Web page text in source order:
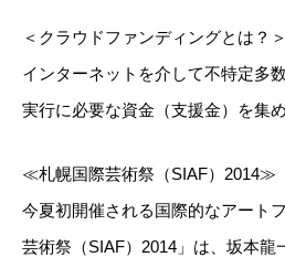
＜クラウドファンディングとは？＞
インターネットを介して不特定多
実行に必要な資金（支援金）を集
≪札幌国際芸術祭（SIAF）2014≫
今夏初開催される国際的なアート
芸術祭（SIAF）2014」は、坂本龍